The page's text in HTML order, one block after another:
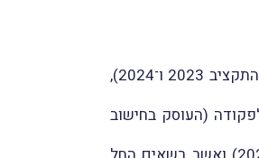
במבזק מס' 2026 מיום 31.5.2023 דיווחנו, בין היתר, על פרסום חוק ההתייעלות הכלכלית (תיקוני חקיקה להשגת יעדי התקציב לשנות התקציב 2023 ו־2024),
(העוסק בחישוב